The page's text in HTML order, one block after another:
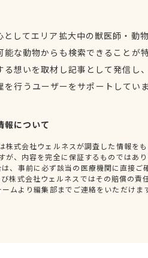
してエリア拡大中の獣医師・動
な動物からも検索できることが
想いを取材し記事として発信し
行うユーザーをサポートしてい
報について
式会社ウェルネスが調査した情報を
が、内容を完全に保証するものではあ
、事前に必ず該当の医療機関に直接ご
株式会社ウェルネスではその賠償の責
ムより編集部までご連絡をいただけま